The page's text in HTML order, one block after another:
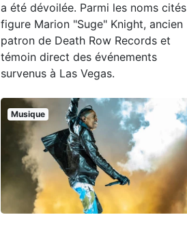
a été dévoilée. Parmi les noms cités
figure Marion "Suge" Knight, ancien
patron de Death Row Records et
témoin direct des événements
survenus à Las Vegas.
Musique